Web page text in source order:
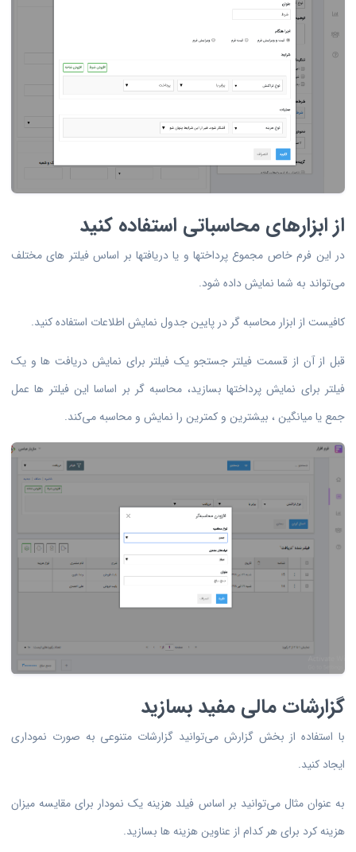
از ابزارهای محاسباتی استفاده کنید
در این فرم خاص مجموع پرداختها و یا دریافتها بر اساس فیلتر های مختلف
می‌تواند به شما نمایش داده شود.
کافیست از ابزار محاسبه گر در پایین جدول نمایش اطلاعات استفاده کنید.
قبل از آن از قسمت فیلتر جستجو یک فیلتر برای نمایش دریافت ها و یک
فیلتر برای نمایش پرداختها بسازید، محاسبه گر بر اساسا این فیلتر ها عمل
جمع یا میانگین ، بیشترین و کمترین را نمایش و محاسبه می‌کند.
گزارشات مالی مفید بسازید
با استفاده از بخش گزارش می‌توانید گزارشات متنوعی به صورت نموداری
ایجاد کنید.
به عنوان مثال می‌توانید بر اساس فیلد هزینه یک نمودار برای مقایسه میزان
هزینه کرد برای هر کدام از عناوین هزینه ها بسازید.